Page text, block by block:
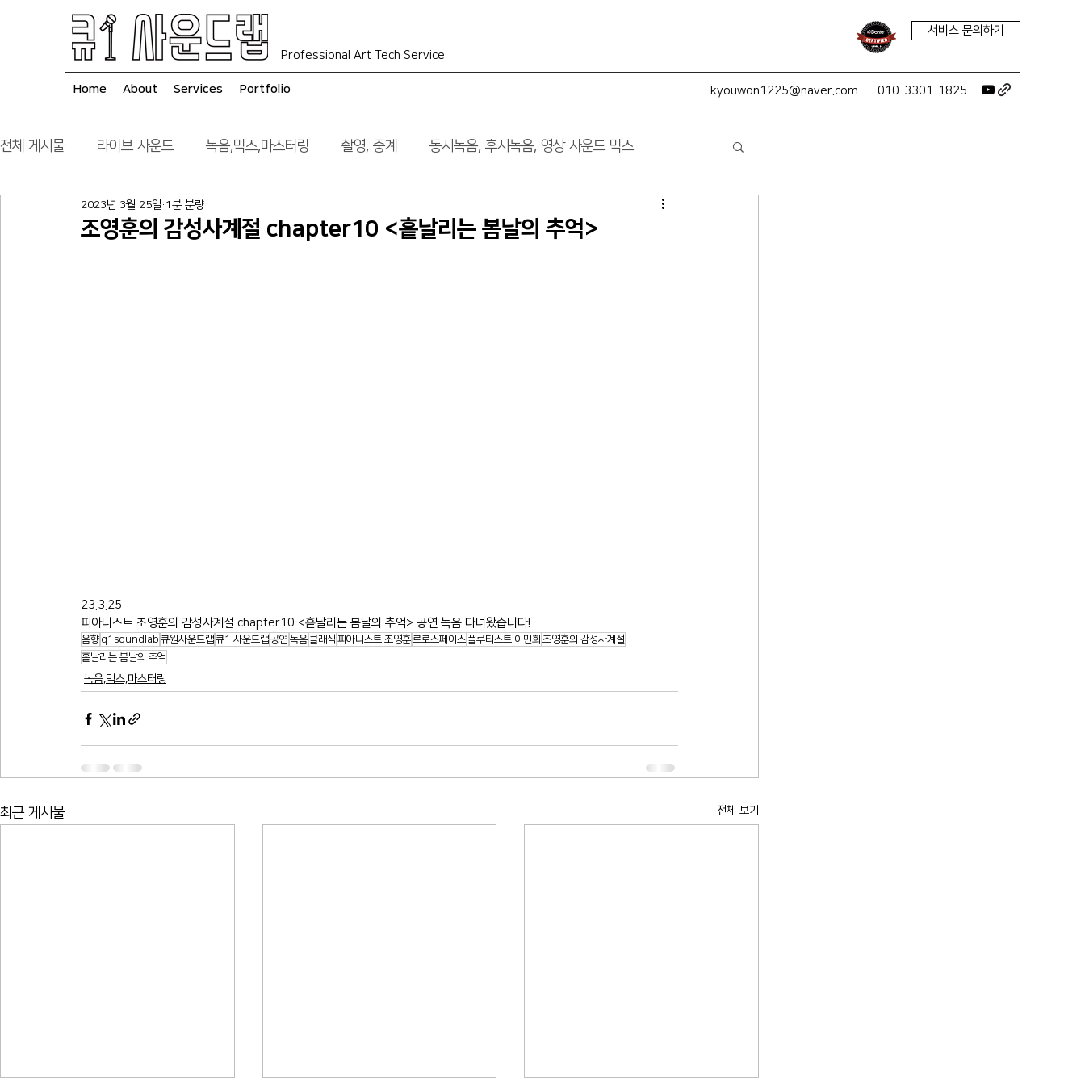
Professional Art Tech Service
서비스 문의하기
Home About Services Portfolio kyouwon1225@naver.com 010-3301-1825
전체 게시물 라이브 사운드 녹음,믹스,마스터링 촬영, 중계 동시녹음, 후시녹음, 영상 사운드 믹스
음향 시스템 컨설팅 시공
조영훈의 감성사계절 chapter10 <흩날리는 봄날의 추억>
2023년 3월 25일 1분 분량
23.3.25
피아니스트 조영훈의 감성사계절 chapter10 <흩날리는 봄날의 추억> 공연 녹음 다녀왔습니다!
음향 q1soundlab 큐원사운드랩큐1 사운드랩공연 녹음클래식 피아니스트 조영훈로로스페이스플루티스트 이민희 조영훈의 감성사계절
흩날리는 봄날의 추억
녹음,믹스,마스터링
최근 게시물 전체 보기